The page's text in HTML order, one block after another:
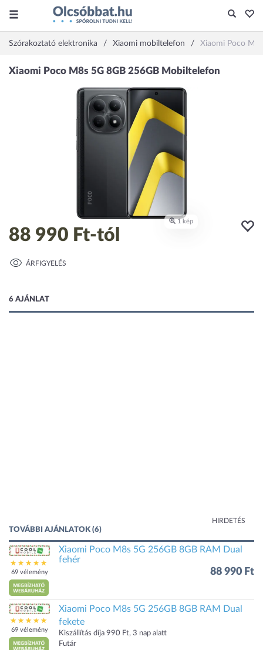
Szórakoztató elektronika Xiaomi mobiltelefon Xiaomi Poco
88 990 Ft-tól
ÁRFIGYELÉS
6 AJÁNLAT
HIRDETÉS
TOVÁBBI AJÁNLATOK (6)
69 vélemény
Xiaomi Poco M8s 5G 256GB 8GB RAM Dual
fehér
88 990 Ft
69 vélemény
Xiaomi Poco M8s 5G 256GB 8GB RAM Dual
fekete
Kiszállítás díja 990 Ft, 3 nap alatt
Futár